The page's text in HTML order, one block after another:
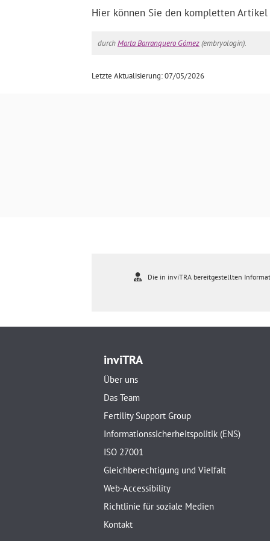
Hier können Sie den kompletten
durchMarta Barranquero Gómez(embryologin).
Letzte Aktualisierung: 07/05/2026
Die in inviTRA bereitgestellten
inviTRA
Über uns
Das Team
Fertility Support Group
Informationssicherheitspolitik (ENS)
ISO 27001
Gleichberechtigung und Vielfalt
Web-Accessibility
Richtlinie für soziale Medien
Kontakt